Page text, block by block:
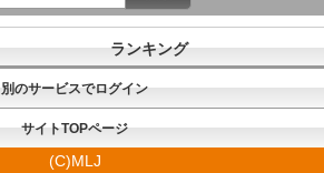
ランキング
別のサービスでログイン
サイトTOPページ
(C)MLJ